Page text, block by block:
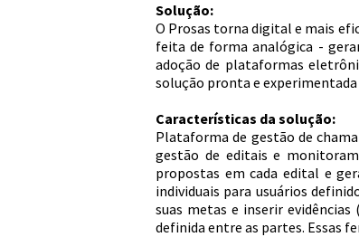
Solução:
O Prosas torna digital e mais
feita de forma analógica -
adoção de plataformas
solução pronta e experimentada
Características da solução:
Plataforma de gestão de
gestão de editais e
propostas em cada edital e
individuais para usuários
suas metas e inserir
definida entre as partes. Essas